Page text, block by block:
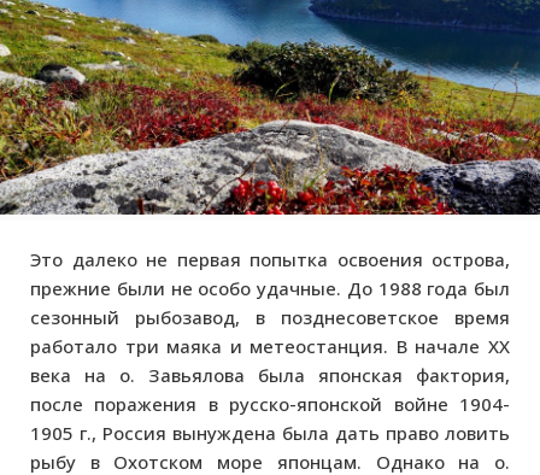
Это далеко не первая попытка освоения острова,
прежние были не особо удачные. До 1988 года был
сезонный рыбозавод, в позднесоветское время
работало три маяка и метеостанция. В начале XX
века на о. Завьялова была японская фактория,
после поражения в русско-японской войне 1904-
1905 г., Россия вынуждена была дать право ловить
рыбу в Охотском море японцам. Однако на о.